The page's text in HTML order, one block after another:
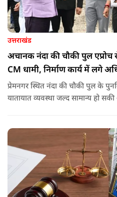
उत्तराखंड
अचानक नंदा की चौकी पुल एप्रोच
CM धामी, निर्माण कार्य में लगे
प्रेमनगर स्थित नंदा की चौकी पुल के
यातायात व्यवस्था जल्द सामान्य हो